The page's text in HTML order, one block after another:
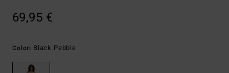
69,95 €
Colori Black Pebble